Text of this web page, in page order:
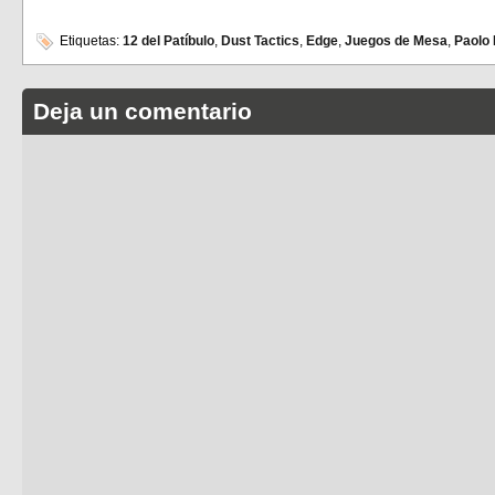
Etiquetas: 12 del Patíbulo, Dust Tactics, Edge, Juegos de Mesa, Paolo
Deja un comentario